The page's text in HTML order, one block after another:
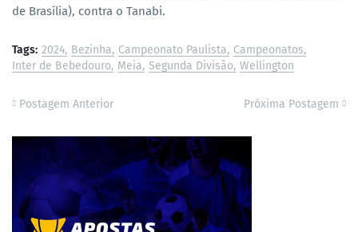
de Brasília), contra o Tanabi.
Tags: 2024 Bezinha Campeonato Paulista Campeonatos
Inter de Bebedouro Meia Segunda Divisão Wellington
Postagem Anterior Próxima Postagem